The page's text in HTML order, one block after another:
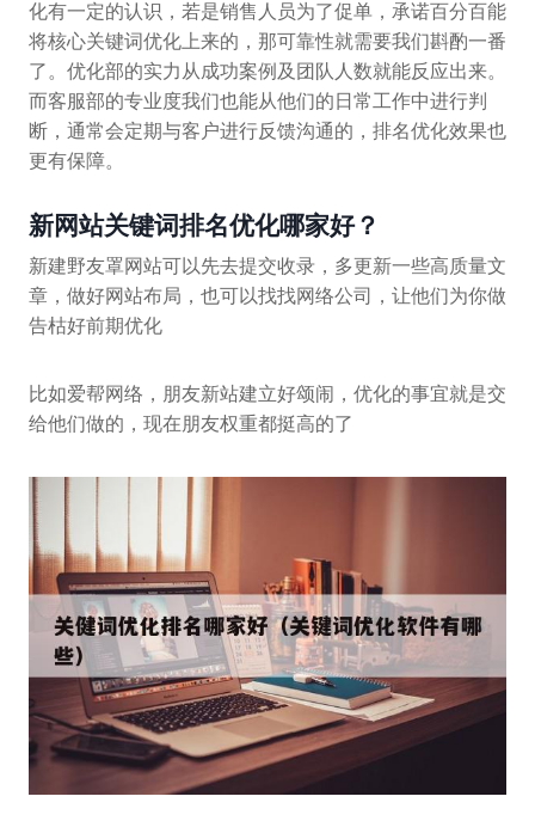
化有一定的认识，若是销售人员为了促单，承诺百分百能
将核心关键词优化上来的，那可靠性就需要我们斟酌一番
了。优化部的实力从成功案例及团队人数就能反应出来。
而客服部的专业度我们也能从他们的日常工作中进行判
断，通常会定期与客户进行反馈沟通的，排名优化效果也
更有保障。
新网站关键词排名优化哪家好？
新建野友罩网站可以先去提交收录，多更新一些高质量文
章，做好网站布局，也可以找找网络公司，让他们为你做
告枯好前期优化
比如爱帮网络，朋友新站建立好颂闹，优化的事宜就是交
给他们做的，现在朋友权重都挺高的了